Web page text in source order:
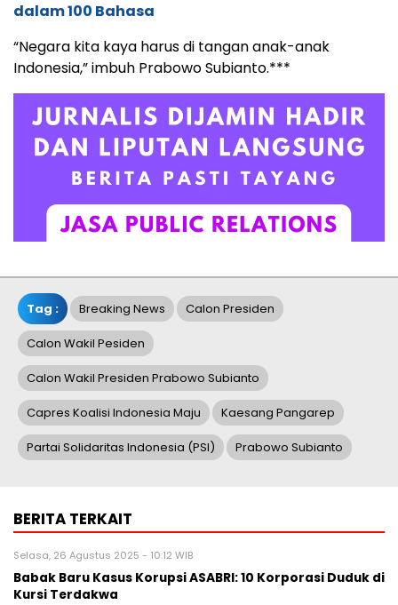
dalam 100 Bahasa
“Negara kita kaya harus di tangan anak-anak
Indonesia,” imbuh Prabowo Subianto.***
Tag : Breaking News Calon Presiden
Calon Wakil Pesiden
Calon Wakil Presiden Prabowo Subianto
Capres Koalisi Indonesia Maju Kaesang Pangarep
Partai Solidaritas Indonesia (PSI) Prabowo Subianto
BERITA TERKAIT
Selasa, 26 Agustus 2025 - 10:12 WIB
Babak Baru Kasus Korupsi ASABRI: 10 Korporasi Duduk di
Kursi Terdakwa